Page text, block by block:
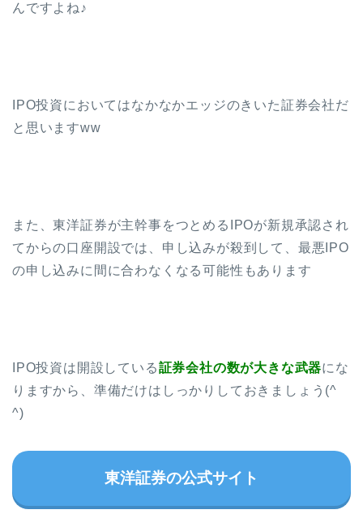
んですよね♪
IPO投資においてはなかなかエッジのきいた証券会社だ
と思いますww
また、東洋証券が主幹事をつとめるIPOが新規承認され
てからの口座開設では、申し込みが殺到して、最悪IPO
の申し込みに間に合わなくなる可能性もあります
IPO投資は開設している証券会社の数が大きな武器にな
りますから、準備だけはしっかりしておきましょう(^
^)
東洋証券の公式サイト